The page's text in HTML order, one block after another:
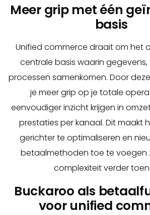
Meer grip met één
basis
Unified commerce draait om het
centrale basis waarin
processen samenkomen. Door
je meer grip op je totale
eenvoudiger inzicht krijgen in
prestaties per kanaal. Dit maakt
gerichter te optimaliseren en
betaalmethoden toe te voegen
complexiteit verder
Buckaroo als
voor unified